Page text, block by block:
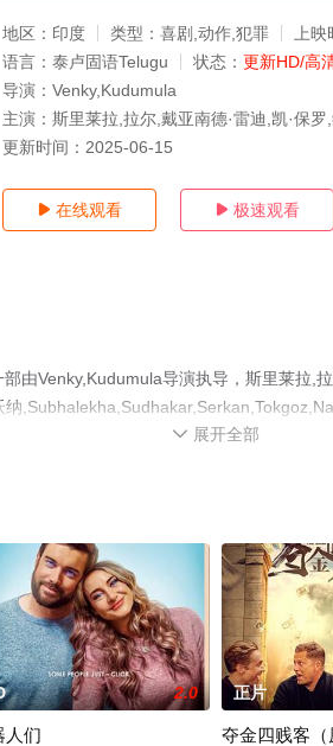
地区： 印度 类型： 喜剧,动作,犯罪 上映
语言： 泰卢固语Telugu 状态： 更新HD/高
导演： Venky,Kudumula
主演： 斯里莱拉,拉尔,戴亚南德·雷迪,凯·保
更新时间： 2025-06-15
 在线观看  极速观看
由Venky,Kudumula导演执导，斯里莱拉,
纳
飘花影院，更多相关信息可移步至豆瓣电
 展开全部
2.0
人们
正片
夺金四贱客（